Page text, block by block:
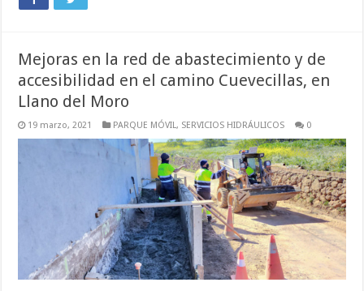
Mejoras en la red de abastecimiento y de
accesibilidad en el camino Cuevecillas, en
Llano del Moro
19 marzo, 2021 PARQUE MÓVIL, SERVICIOS HIDRÁULICOS 0